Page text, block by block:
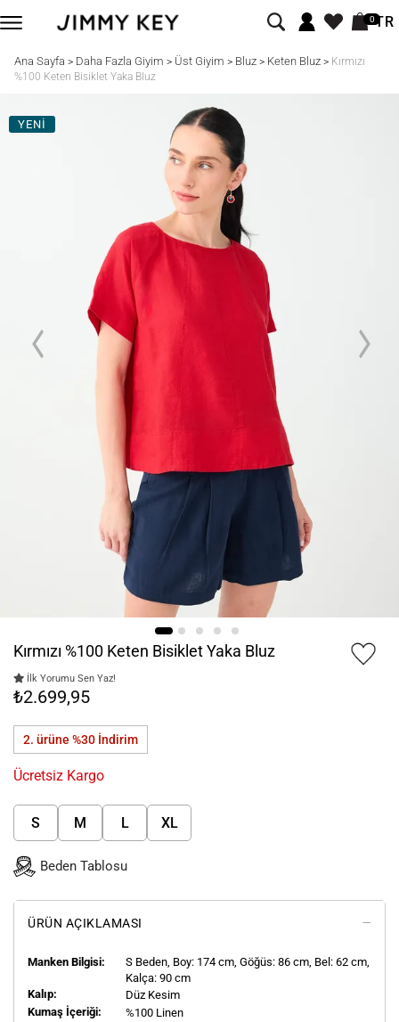
0TR
Ana Sayfa > Daha Fazla Giyim > Üst Giyim > Bluz> Keten Bluz> Kırmızı
%100 Keten Bisiklet Yaka Bluz
YENİ
Kırmızı %100 Keten Bisiklet Yaka Bluz
İlk Yorumu Sen Yaz!
₺2.699,95
2. ürüne %30 İndirim
Ücretsiz Kargo
S M L XL
Beden Tablosu
ÜRÜN AÇIKLAMASI
Manken Bilgisi: S Beden, Boy: 174 cm, Göğüs: 86 cm, Bel: 62 cm,
Kalça: 90 cm
Kalıp:
Düz Kesim
Kumaş İçeriği:
%100 Linen